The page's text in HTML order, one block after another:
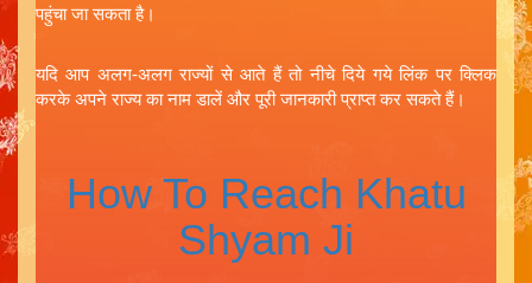
पहुंचा जा सकता है।
यदि आप अलग-अलग राज्यों से आते हैं तो नीचे दिये गये लिंक पर क्लिक
करके अपने राज्य का नाम डालें और पूरी जानकारी प्राप्त कर सकते हैं।
How To Reach Khatu
Shyam Ji